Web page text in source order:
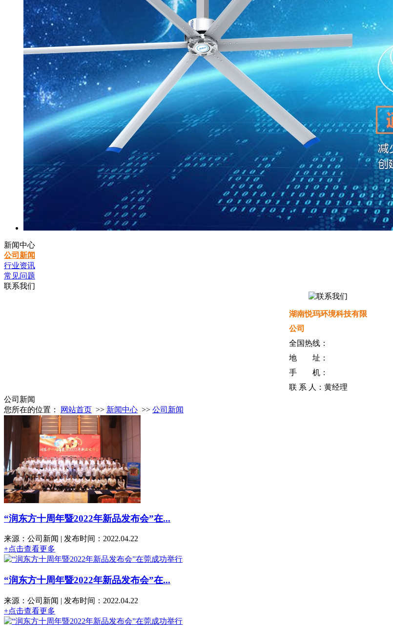
新闻中心
公司新闻
行业资讯
常见问题
联系我们
湖南悦玛环境科技有限
公司
全国热线：
地 址：
手 机：
联 系 人：黄经理
公司新闻
您所在的位置：
网站首页 >> 新闻中心 >> 公司新闻
“润东方十周年暨2022年新品发布会”在...
来源：公司新闻 | 发布时间：2022.04.22
+点击查看更多
“润东方十周年暨2022年新品发布会”在...
来源：公司新闻 | 发布时间：2022.04.22
+点击查看更多